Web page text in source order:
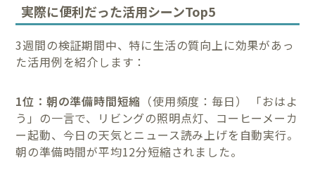
実際に便利だった活用シーンTop5
3週間の検証期間中、特に生活の質向上に効果があっ
た活用例を紹介します：
1位：朝の準備時間短縮 （使用頻度：毎日） 「おはよ
う」の一言で、リビングの照明点灯、コーヒーメーカ
ー起動、今日の天気とニュース読み上げを自動実行。
朝の準備時間が平均12分短縮されました。